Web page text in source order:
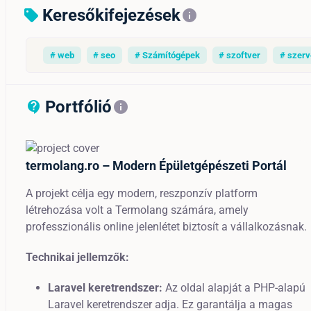
sell Keresőkifejezésekinfo
# web # seo # Számítógépek # szoftver #
contact_support_outline
Portfólióinfo
termolang.ro – Modern Épületgépészeti Portál
A projekt célja egy modern, reszponzív platform
létrehozása volt a Termolang számára, amely
professzionális online jelenlétet biztosít a vállalkozásnak.
Technikai jellemzők:
Laravel keretrendszer: Az oldal alapját a PHP-alapú
Laravel keretrendszer adja. Ez garantálja a magas